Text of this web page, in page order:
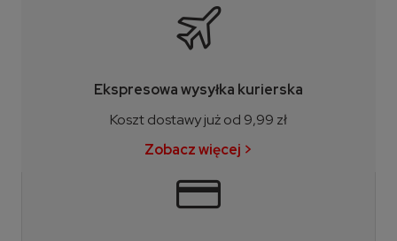
Ekspresowa wysyłka kurierska
Koszt dostawy już od 9,99 zł
Zobacz więcej >